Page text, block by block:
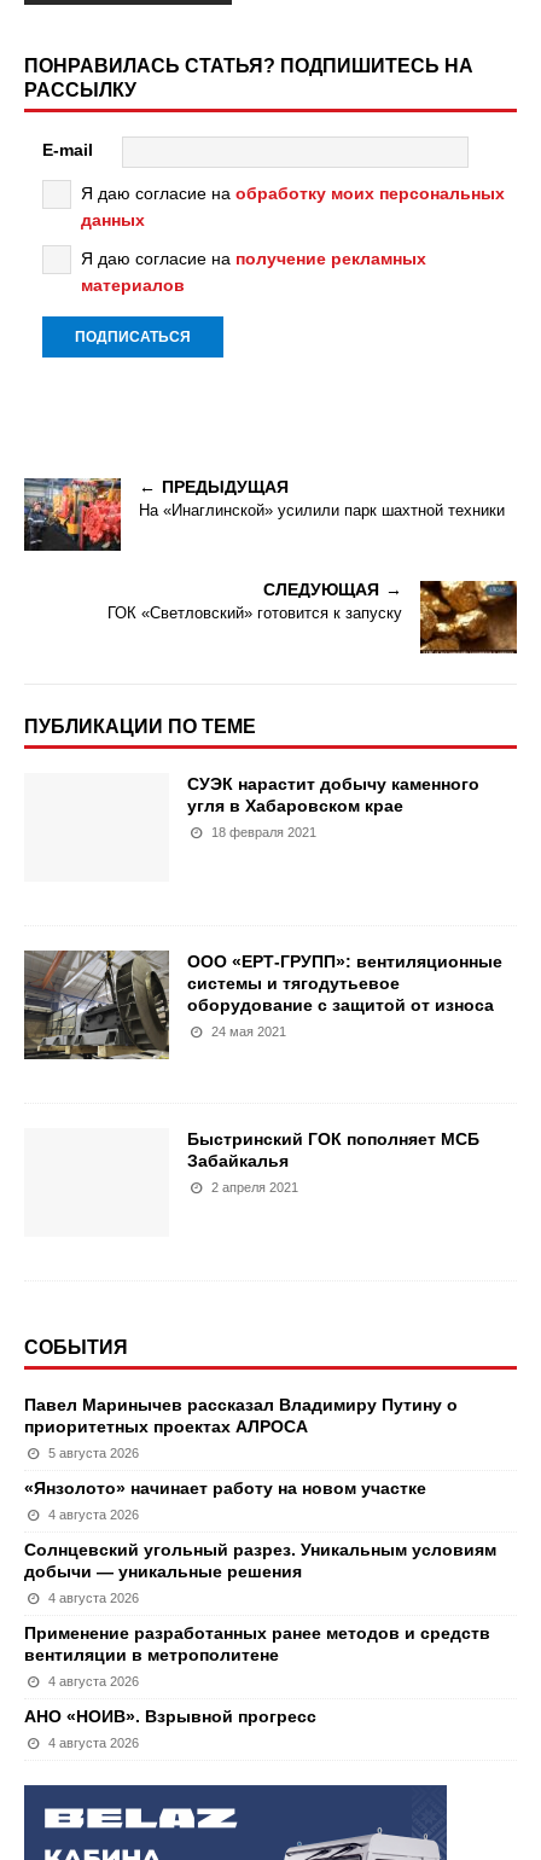
ПОНРАВИЛАСЬ СТАТЬЯ? ПОДПИШИТЕСЬ НА
РАССЫЛКУ
E-mail
Я даю согласие на обработку моих персональных
данных
Я даю согласие на получение рекламных
материалов
ПРЕДЫДУЩАЯ
На «Инаглинской» усилили парк шахтной техники
СЛЕДУЮЩАЯ
ГОК «Светловский» готовится к запуску
ПУБЛИКАЦИИ ПО ТЕМЕ
СУЭК нарастит добычу каменного
угля в Хабаровском крае
18 февраля 2021
ООО «ЕРТ-ГРУПП»: вентиляционные
системы и тягодутьевое
оборудование с защитой от износа
24 мая 2021
Быстринский ГОК пополняет МСБ
Забайкалья
2 апреля 2021
СОБЫТИЯ
Павел Маринычев рассказал Владимиру Путину о
приоритетных проектах АЛРОСА
5 августа 2026
«Янзолото» начинает работу на новом участке
4 августа 2026
Солнцевский угольный разрез. Уникальным условиям
добычи — уникальные решения
4 августа 2026
Применение разработанных ранее методов и средств
вентиляции в метрополитене
4 августа 2026
АНО «НОИВ». Взрывной прогресс
4 августа 2026